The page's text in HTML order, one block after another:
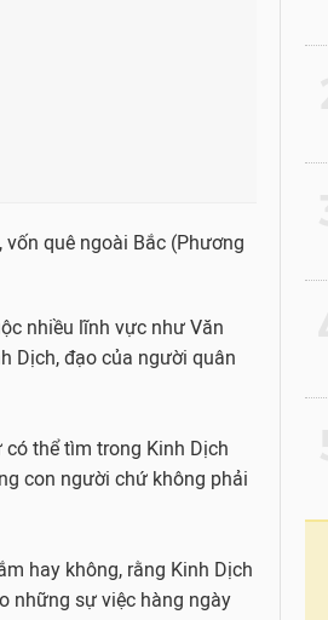
quê ngoài Bắc (Phương
nhiều lĩnh vực như Văn
Dịch, đạo của người quân
thể tìm trong Kinh Dịch
con người chứ không phải
hay không, rằng Kinh Dịch
những sự việc hàng ngày